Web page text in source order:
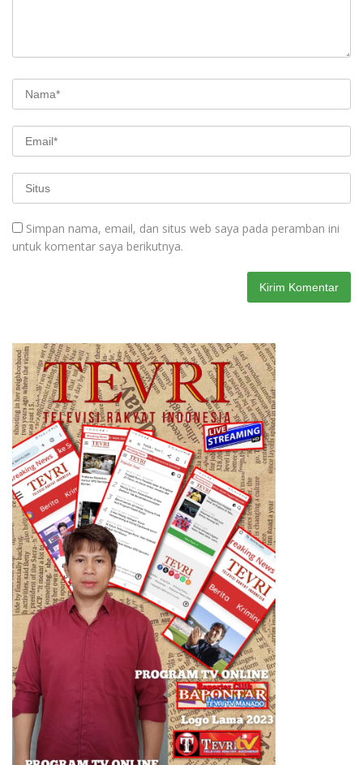
Simpan nama, email, dan situs web saya pada peramban ini
untuk komentar saya berikutnya.